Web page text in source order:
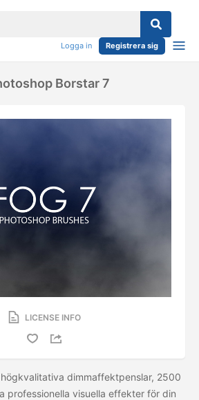
Logga in Registrera sig
Borstar 7
LICENSE INFO
dimmaffektpenslar, 2500
professionella visuella effekter för din